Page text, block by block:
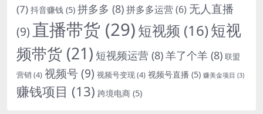
(7) 抖音赚钱 (5) 拼多多 (8)拼多多运营(6) 无人直播
(9) 直播带货 (29)短视频 (16)短视
频带货 (21) 短视频运营 (8)羊了个羊 (8) 联盟
营销 (4) 视频号(9) 视频号变现(4) 视频号直播 (5) 赚美金项目 (3)
赚钱项目 (13) 跨境电商 (5)